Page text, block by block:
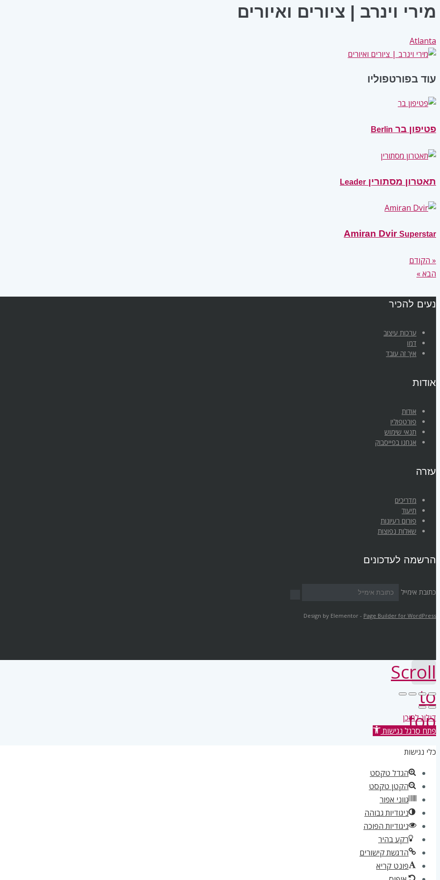
מירי וינרב | ציורים ואיורים
Atlanta
עוד בפורטפוליו
פטיפון בר Berlin
תאטרון מסתורין Leader
Amiran Dvir Superstar
« הקודם
הבא »
נעים להכיר
ערכות עיצוב
דמו
איך זה עובד
אודות
אודות
פורטפוליו
תנאי שימוש
אנחנו בפייסבוק
עזרה
מדריכים
תיעוד
פורום רעיונות
שאלות נפוצות
הרשמה לעדכונים
כתובת אימייל
Design by Elementor - Page Builder for WordPress
Scroll
to
top
דילוג לתוכן
פתח סרגל נגישות
כלי נגישות
הגדל טקסט
הקטן טקסט
גווני אפור
ניגודיות גבוהה
ניגודיות הפוכה
רקע בהיר
הדגשת קישורים
פונט קריא